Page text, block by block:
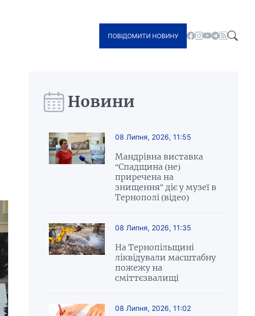
ПОВІДОМИТИ НОВИНУ
Новини
08 Липня, 2026, 11:55
Мандрівна виставка
“Спадщина (не)
приречена на
знищення” діє у музеї в
Тернополі (відео)
08 Липня, 2026, 11:35
На Тернопільщині
ліквідували масштабну
пожежу на
сміттєзвалищі
08 Липня, 2026, 11:02